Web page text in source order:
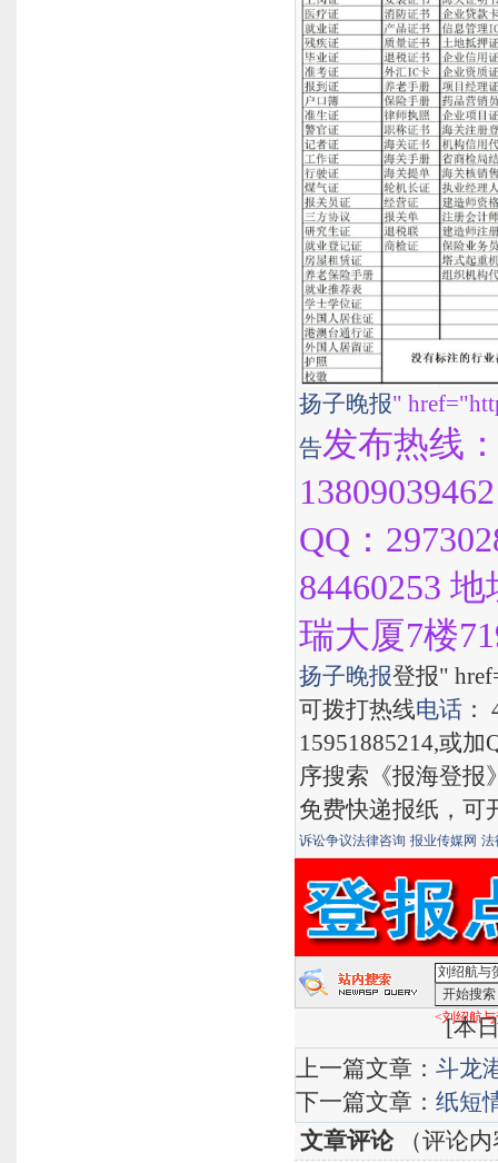
扬子晚报"
告发布热线
QQ：
84460253
瑞大厦7楼
扬子晚报登报"
可拨打热线电话
15951885214,或
序搜索《报海登报
免费快递报纸，可
诉讼争议法律咨询 报业传媒网 法
<刘绍航
[本
上一篇文章： 斗龙
下一篇文章： 纸短
文章评论（评论内